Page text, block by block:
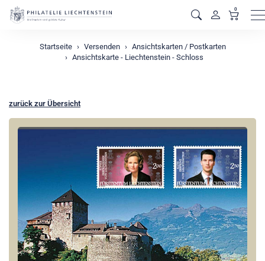
0
Startseite Versenden
Ansichtskarten / Postkarten
Ansichtskarte - Liechtenstein - Schloss
zurück zur Übersicht